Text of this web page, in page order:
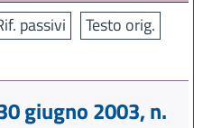
passivi
Testo orig.
giugno 2003, n.